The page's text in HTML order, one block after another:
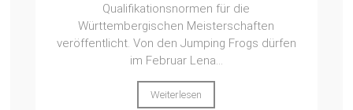
Qualifikationsnormen für die
Württembergischen Meisterschaften
veröffentlicht. Von den Jumping Frogs dürfen
im Februar Lena...
Weiterlesen